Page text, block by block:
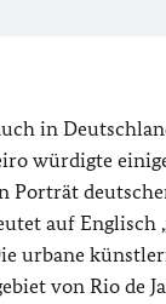
in
würdigte
Porträt
auf Englisch
urbane
von Rio de